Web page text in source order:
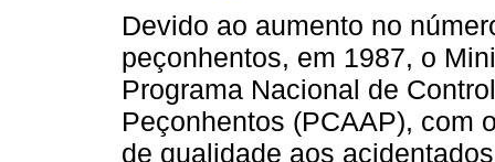
Devido ao aumento no
peçonhentos, em 1987, o
Programa Nacional de
Peçonhentos (PCAAP), com
de qualidade aos